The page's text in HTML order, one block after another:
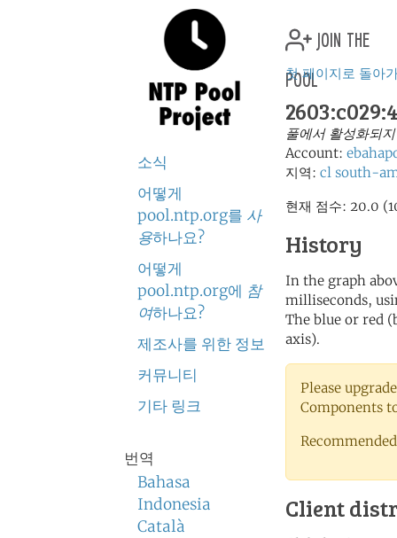
소식
어떻게
pool.ntp.org를 사
용하나요?
어떻게
pool.ntp.org에 참
여하나요?
제조사를 위한 정보
커뮤니티
기타 링크
번역
Bahasa
Indonesia
Català
join the
pool
첫 페이지로 돌아
풀에서 활성화되
Account:
지역: cl south-
현재 점수: 20.0
History
In the graph
milliseconds,
The blue or red
axis).
Please
Components
Client